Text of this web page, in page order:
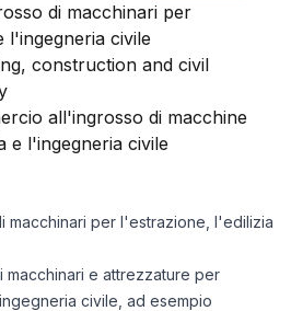
di macchinari per
l'ingegneria civile
construction and civil
all'ingrosso di macchine
e l'ingegneria civile
macchinari per l'estrazione, l'edilizia
e attrezzature per
civile, ad esempio